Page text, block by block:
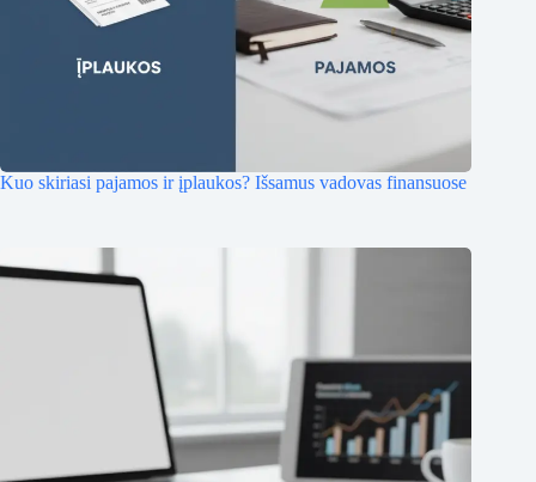
Kuo skiriasi pajamos ir įplaukos? Išsamus vadovas finansuose